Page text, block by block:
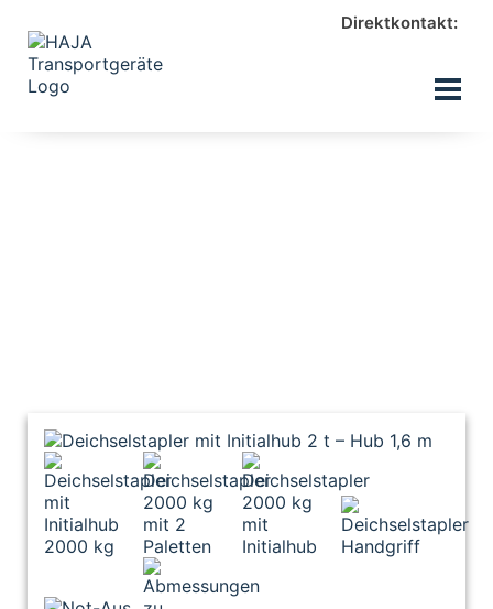
Direktkontakt: